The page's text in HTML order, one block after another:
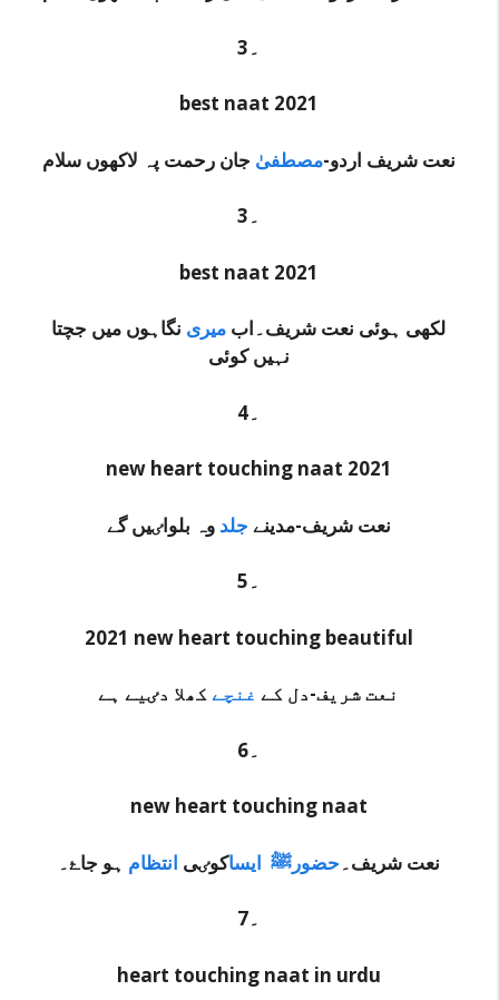
3۔
best naat 2021
نعت شریف اردو-مصطفیٰ جان رحمت پہ لاکھوں سلام
3۔
best naat 2021
لکھی ہوئی نعت شریف۔اب میری نگاہوں میں جچتا
نہیں کوئی
4۔
new heart touching naat 2021
نعت شریف-مدینے جلد وہ بلواٸیں گے
5۔
2021 new heart touching beautiful
نعت شریف-دل کے غنچےکھلا دٸیے ہے
6۔
new heart touching naat
نعت شریف۔حضورﷺ ایساکوٸی انتظام ہو جاۓ۔
7۔
heart touching naat in urdu